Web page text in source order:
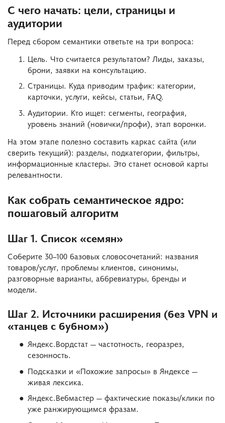
С чего начать: цели, страницы и
аудитории
Перед сбором семантики ответьте на три вопроса:
Цель. Что считается результатом? Лиды, заказы,
брони, заявки на консультацию.
Страницы. Куда приводим трафик: категории,
карточки, услуги, кейсы, статьи, FAQ.
Аудитории. Кто ищет: сегменты, география,
уровень знаний (новички/профи), этап воронки.
На этом этапе полезно составить каркас сайта (или
сверить текущий): разделы, подкатегории, фильтры,
информационные кластеры. Это станет основой карты
релевантности.
Как собрать семантическое ядро:
пошаговый алгоритм
Шаг 1. Список «семян»
Соберите 30–100 базовых словосочетаний: названия
товаров/услуг, проблемы клиентов, синонимы,
разговорные варианты, аббревиатуры, бренды и
модели.
Шаг 2. Источники расширения (без VPN и
«танцев с бубном»)
Яндекс.Вордстат — частотность, георазрез,
сезонность.
Подсказки и «Похожие запросы» в Яндексе —
живая лексика.
Яндекс.Вебмастер — фактические показы/клики по
уже ранжирующимся фразам.